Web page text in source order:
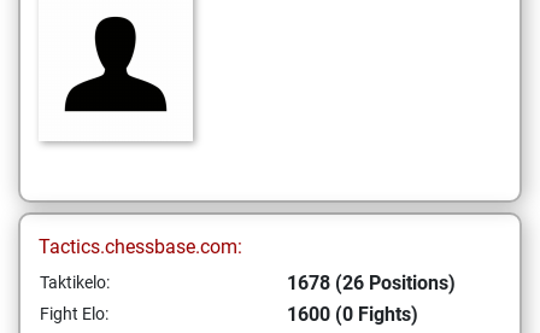
Tactics.chessbase.com:
Taktikelo: 1678 (26 Positions)
Fight Elo: 1600 (0 Fights)